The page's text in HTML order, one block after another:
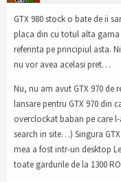
GTX 980 stock o bate de ii
placa din cu totul alta gama
referinta pe principiul asta.
nu vor avea acelasi pret…
Nu, nu am avut GTX 970
lansare pentru GTX 970 din
overclockat baban pe care
search in site…) Singura
mea a fost intr-un desktop
toate gardurile de la 1300